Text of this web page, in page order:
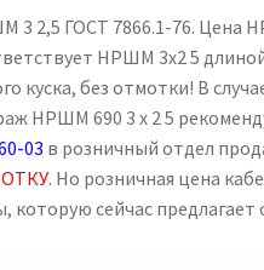
3 2,5 ГОСТ 7866.1-76. Цена
НРШМ 3х2 5
куска, без отмотки! В
НРШМ 690 3 х 2 5
03 в розничный отдел
. Но розничная цена
которую сейчас